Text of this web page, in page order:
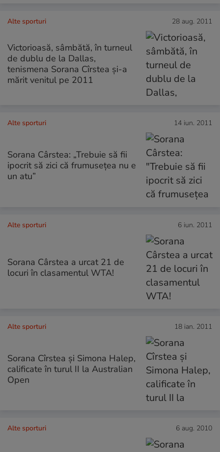
Alte sporturi 28 aug. 2011
Victorioasă, sâmbătă, în turneul
de dublu de la Dallas,
tenismena Sorana Cîrstea şi-a
mărit venitul pe 2011
Alte sporturi 14 iun. 2011
Sorana Cârstea: „Trebuie să fii
ipocrit să zici că frumusețea nu e
un atu”
Alte sporturi 6 iun. 2011
Sorana Cârstea a urcat 21 de
locuri în clasamentul WTA!
Alte sporturi 18 ian. 2011
Sorana Cîrstea şi Simona Halep,
calificate în turul II la Australian
Open
Alte sporturi 6 aug. 2010